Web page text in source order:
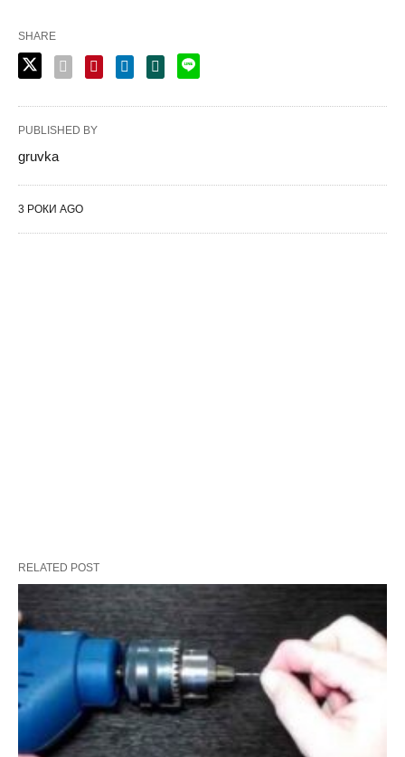
SHARE
PUBLISHED BY
gruvka
3 РОКИ AGO
RELATED POST